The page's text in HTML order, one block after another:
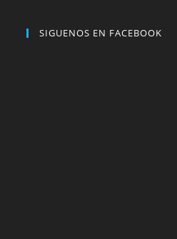
SIGUENOS EN FACEBOOK